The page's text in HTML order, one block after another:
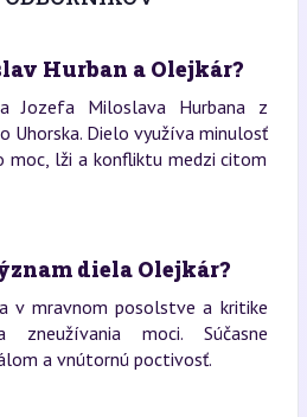
Hurban a Olejkár?
Jozefa Miloslava Hurbana z
Uhorska. Dielo využíva minulosť
moc, lži a konfliktu medzi citom
diela Olejkár?
v mravnom posolstve a kritike
moci. Súčasne
a vnútornú poctivosť.